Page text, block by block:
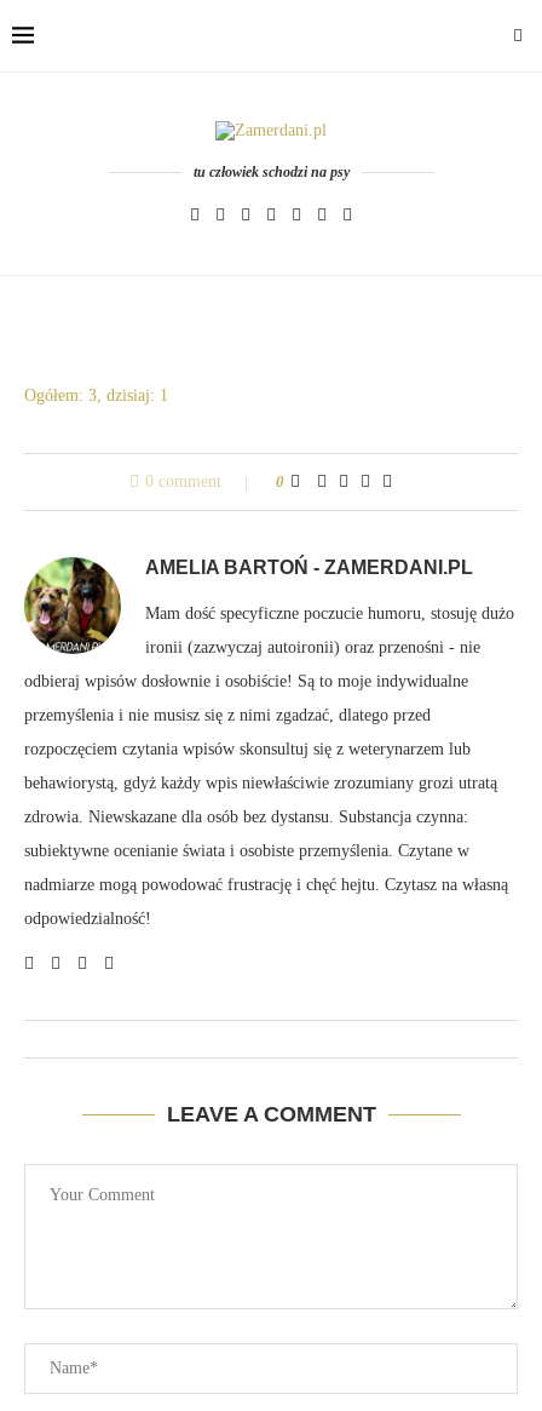
tu człowiek schodzi na psy
Ogółem: 3, dzisiaj: 1
0 comment 0
AMELIA BARTOŃ - ZAMERDANI.PL
Mam dość specyficzne poczucie humoru, stosuję dużo
ironii (zazwyczaj autoironii) oraz przenośni - nie
odbieraj wpisów dosłownie i osobiście! Są to moje indywidualne
przemyślenia i nie musisz się z nimi zgadzać, dlatego przed
rozpoczęciem czytania wpisów skonsultuj się z weterynarzem lub
behawiorystą, gdyż każdy wpis niewłaściwie zrozumiany grozi utratą
zdrowia. Niewskazane dla osób bez dystansu. Substancja czynna:
subiektywne ocenianie świata i osobiste przemyślenia. Czytane w
nadmiarze mogą powodować frustrację i chęć hejtu. Czytasz na własną
odpowiedzialność!
LEAVE A COMMENT